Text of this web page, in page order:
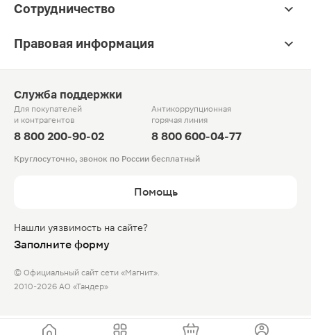
Сотрудничество
Правовая информация
Служба поддержки
Для покупателей
и контрагентов
8 800 200-90-02
Антикоррупционная
горячая линия
8 800 600-04-77
Круглосуточно, звонок по России бесплатный
Помощь
Нашли уязвимость на сайте?
Заполните форму
© Официальный сайт сети «Магнит».
2010-2026 АО «Тандер»